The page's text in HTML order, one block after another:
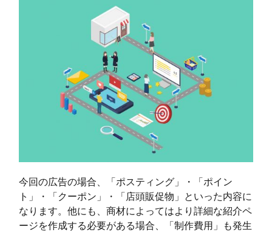
今回の広告の場合、「ポスティング」・「ポイン
ト」・「クーポン」・「店頭販促物」といった内容に
なります。他にも、商材によってはより詳細な紹介ペ
ージを作成する必要がある場合、「制作費用」も発生